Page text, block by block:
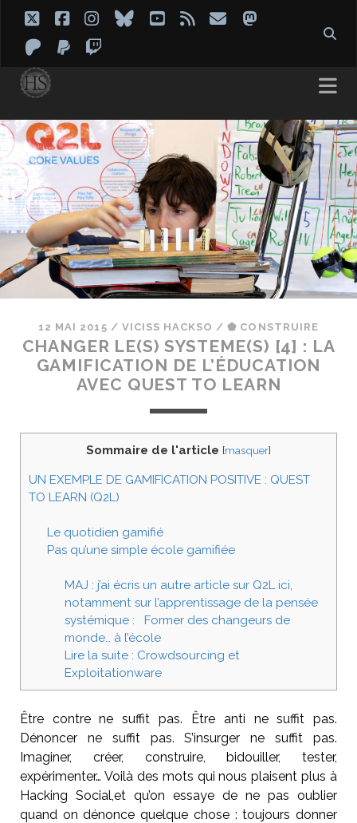
twitterfacebook
instagram
blueskyyoutube
rss emailmastodon
patreon
paypal
12 MAI 2015 / VICISS HACKSO /⬟ CONSTRUIRE
CHANGER LE(S) SYSTEME(S) [4] : LA
GAMIFICATION DE L’ÉDUCATION
AVEC QUEST TO LEARN
Sommaire de l'article [masquer]
UN EXEMPLE DE GAMIFICATION POSITIVE : QUEST
TO LEARN (Q2L)
Le quotidien gamifié
Pas qu’une simple école gamifiée
MAJ : j’ai écris un autre article sur Q2L ici,
notamment sur l’apprentissage de la pensée
systémique : Former des changeurs de
monde… à l’école
Lire la suite : Crowdsourcing et
Exploitationware
Être contre ne suffit pas. Être anti ne suffit pas.
Dénoncer ne suffit pas. S’insurger ne suffit pas.
Imaginer, créer, construire, bidouiller, tester,
expérimenter… Voilà des mots qui nous plaisent plus à
Hacking Social,et qu’on essaye de ne pas oublier
quand on dénonce quelque chose : toujours donner